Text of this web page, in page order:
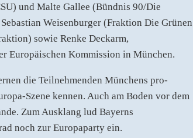
und Malte Gallee (Bündnis 90/Die
Weisenburger (Fraktion Die Grünen
sowie Renke Deckarm,
Europäischen Kommission in München.
die Teilnehmenden Münchens pro-
Szene kennen. Auch am Boden vor dem
Zum Ausklang lud Bayerns
noch zur Europaparty ein.